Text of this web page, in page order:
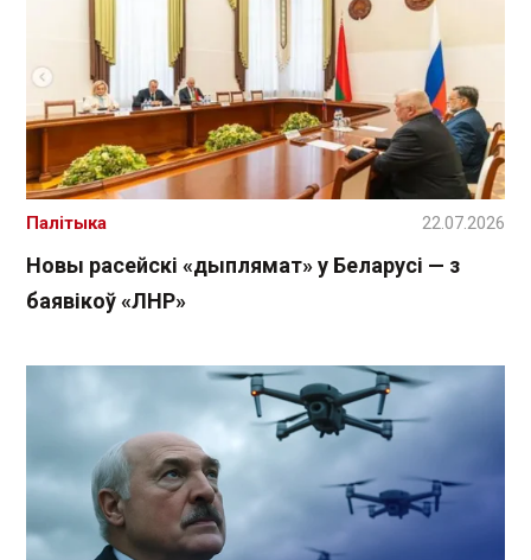
Новы расейскі «дыплямат» у Беларусі — з
баявікоў «ЛНР»
Палітыка 22.07.2026